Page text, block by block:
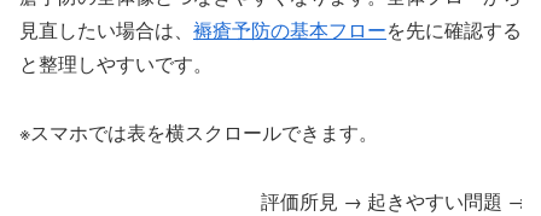
見直したい場合は、 褥瘡予防の基本フローを先に確認する
と整理しやすいです。
※スマホでは表を横スクロールできます。
評価所見 → 起きやすい問題 →